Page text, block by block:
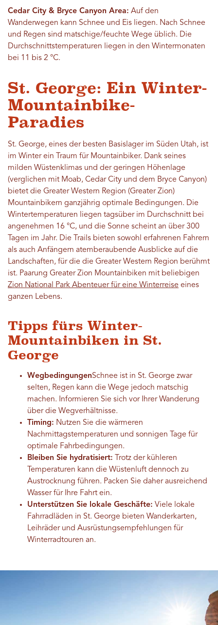
Cedar City & Bryce Canyon Area: Auf den
Wanderwegen kann Schnee und Eis liegen. Nach Schnee
und Regen sind matschige/feuchte Wege üblich. Die
Durchschnittstemperaturen liegen in den Wintermonaten
bei 11 bis 2 °C.
St. George: Ein Winter-
Mountainbike-
Paradies
St. George, eines der besten Basislager im Süden Utah, ist
im Winter ein Traum für Mountainbiker. Dank seines
milden Wüstenklimas und der geringen Höhenlage
(verglichen mit Moab, Cedar City und dem Bryce Canyon)
bietet die Greater Western Region (Greater Zion)
Mountainbikern ganzjährig optimale Bedingungen. Die
Wintertemperaturen liegen tagsüber im Durchschnitt bei
angenehmen 16 °C, und die Sonne scheint an über 300
Tagen im Jahr. Die Trails bieten sowohl erfahrenen Fahrern
als auch Anfängern atemberaubende Ausblicke auf die
Landschaften, für die die Greater Western Region berühmt
ist. Paarung Greater Zion Mountainbiken mit beliebigen
Zion National Park Abenteuer für eine Winterreise eines
ganzen Lebens.
Tipps fürs Winter-
Mountainbiken in St.
George
WegbedingungenSchnee ist in St. George zwar
selten, Regen kann die Wege jedoch matschig
machen. Informieren Sie sich vor Ihrer Wanderung
über die Wegverhältnisse.
Timing: Nutzen Sie die wärmeren
Nachmittagstemperaturen und sonnigen Tage für
optimale Fahrbedingungen.
Bleiben Sie hydratisiert: Trotz der kühleren
Temperaturen kann die Wüstenluft dennoch zu
Austrocknung führen. Packen Sie daher ausreichend
Wasser für Ihre Fahrt ein.
Unterstützen Sie lokale Geschäfte: Viele lokale
Fahrradläden in St. George bieten Wanderkarten,
Leihräder und Ausrüstungsempfehlungen für
Winterradtouren an.